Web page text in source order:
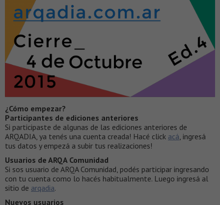
¿Cómo empezar?
Participantes de ediciones anteriores
Si participaste de algunas de las ediciones anteriores de
ARQADIA, ya tenés una cuenta creada! Hacé click acá, ingresá
tus datos y empezá a subir tus realizaciones!
Usuarios de ARQA Comunidad
Si sos usuario de ARQA Comunidad, podés participar ingresando
con tu cuenta como lo hacés habitualmente. Luego ingresá al
sitio de arqadia.
Nuevos usuarios